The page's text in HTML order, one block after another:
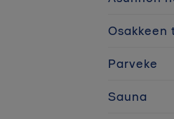
Osakkeen
Parveke
Sauna